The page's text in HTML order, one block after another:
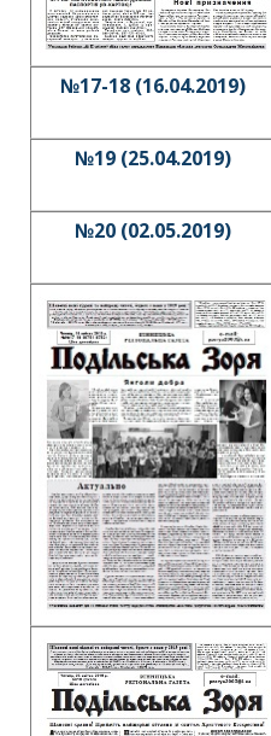
№17-18 (16.04.2019)
№19 (25.04.2019)
№20 (02.05.2019)